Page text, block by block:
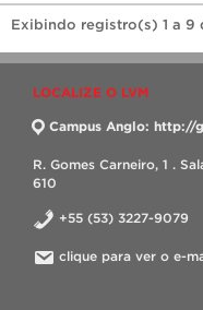
Exibindo registro(s) 1 a 9
LOCALIZE O LVM
Campus Anglo: http://
R. Gomes Carneiro, 1 .
610
+55 (53) 3227-9079
clique para ver o e-